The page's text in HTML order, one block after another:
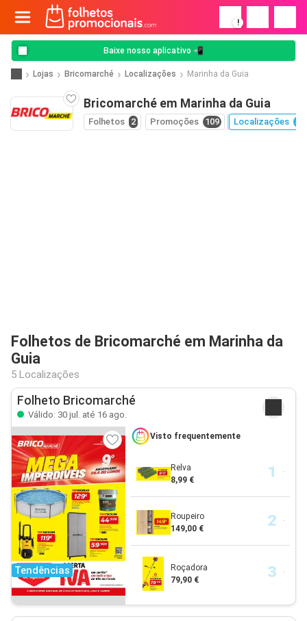
!
Baixe nosso aplicativo 📲
Lojas Bricomarché Localizações Marinha da Guia
Bricomarché em Marinha da Guia
Folhetos 2 Promoções 109 Localizações 59
Folhetos de Bricomarché em Marinha da
Guia
5 Localizações
Folheto Bricomarché
Válido: 30 jul. até 16 ago.
Tendências
Visto frequentemente
Relva
8,99 €
Roupeiro
149,00 €
Roçadora
79,90 €